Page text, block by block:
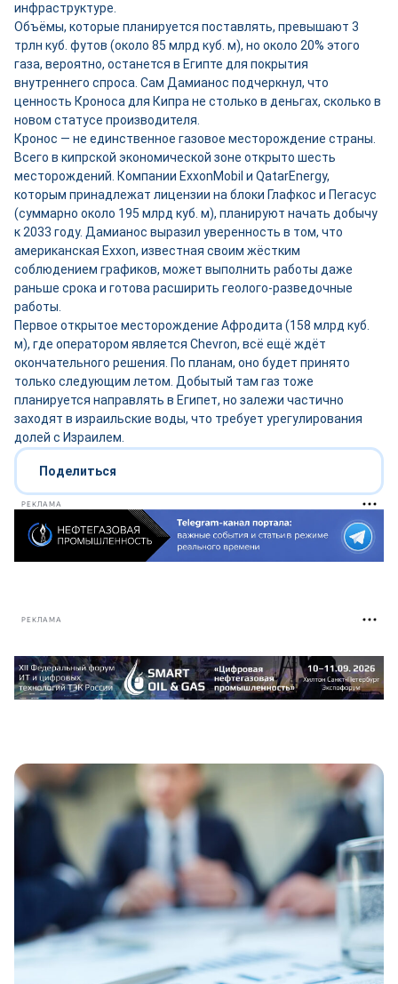
инфраструктуре.
Объёмы, которые планируется поставлять, превышают 3
трлн куб. футов (около 85 млрд куб. м), но около 20% этого
газа, вероятно, останется в Египте для покрытия
внутреннего спроса. Сам Дамианос подчеркнул, что
ценность Кроноса для Кипра не столько в деньгах, сколько в
новом статусе производителя.
Кронос — не единственное газовое месторождение страны.
Всего в кипрской экономической зоне открыто шесть
месторождений. Компании ExxonMobil и QatarEnergy,
которым принадлежат лицензии на блоки Глафкос и Пегасус
(суммарно около 195 млрд куб. м), планируют начать добычу
к 2033 году. Дамианос выразил уверенность в том, что
американская Exxon, известная своим жёстким
соблюдением графиков, может выполнить работы даже
раньше срока и готова расширить геолого-разведочные
работы.
Первое открытое месторождение Афродита (158 млрд куб.
м), где оператором является Chevron, всё ещё ждёт
окончательного решения. По планам, оно будет принято
только следующим летом. Добытый там газ тоже
планируется направлять в Египет, но залежи частично
заходят в израильские воды, что требует урегулирования
долей с Израилем.
Поделиться
РЕКЛАМА
РЕКЛАМА